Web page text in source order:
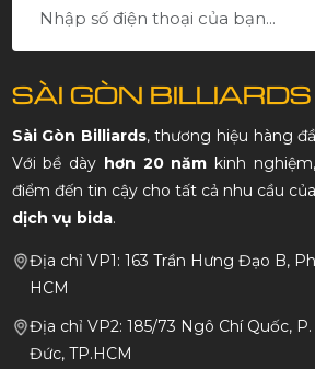
SÀI GÒN BILLIARDS
Sài Gòn Billiards, thương hiệu hàng
Với bề dày hơn 20 năm kinh
điểm đến tin cậy cho tất cả nhu cầu
dịch vụ bida.
Địa chỉ VP1: 163 Trần Hưng Đạo B,
HCM
Địa chỉ VP2: 185/73 Ngô Chí Quốc, P.
Đức, TP.HCM